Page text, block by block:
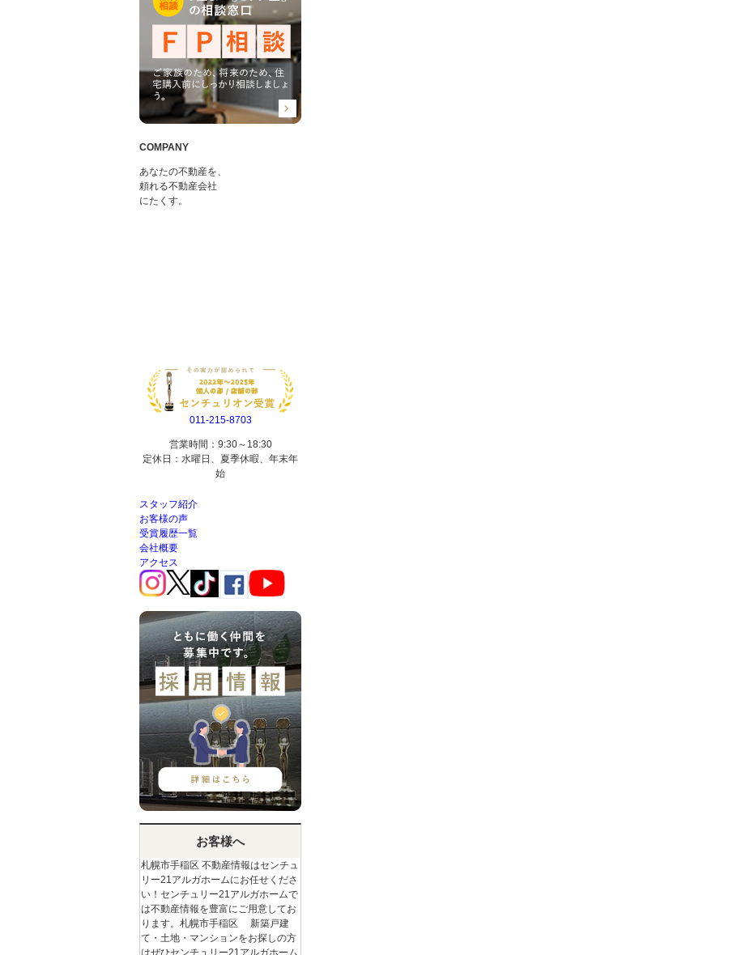
COMPANY
あなたの不動産を、
頼れる不動産会社
にたくす。
011-215-8703
営業時間：9:30～18:30
定休日：水曜日、夏季休暇、年末年
始
スタッフ紹介
お客様の声
受賞履歴一覧
会社概要
アクセス
お客様へ
札幌市手稲区 不動産情報はセンチュ
リー21アルガホームにお任せくださ
い！センチュリー21アルガホームで
は不動産情報を豊富にご用意してお
ります。札幌市手稲区 新築戸建
て・土地・マンションをお探しの方
はぜひセンチュリー21アルガホーム